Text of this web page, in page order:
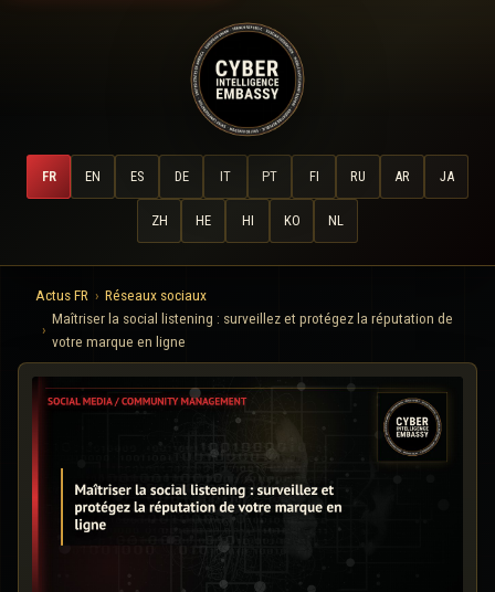
FR EN ES DE IT PT FI RU AR JA
ZH HE HI KO NL
Actus FR
Réseaux sociaux
Maîtriser la social listening : surveillez et protégez la réputation de
votre marque en ligne